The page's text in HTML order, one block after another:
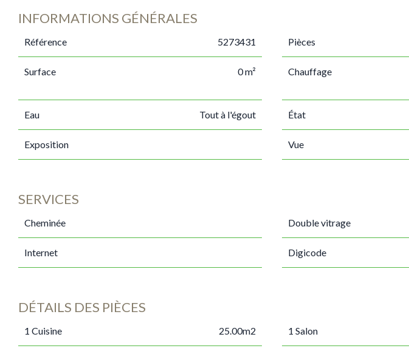
INFORMATIONS GÉNÉRALES
Référence 5273431 Pièces
Surface 0 m² Chauffage
Eau Tout à l'égout État
Exposition Vue
SERVICES
Cheminée Double vitrage
Internet Digicode
DÉTAILS DES PIÈCES
1 Cuisine 25.00m2 1 Salon